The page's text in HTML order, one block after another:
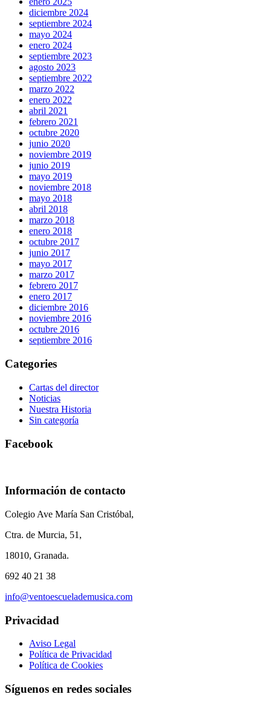
diciembre 2024
septiembre 2024
mayo 2024
enero 2024
septiembre 2023
agosto 2023
septiembre 2022
marzo 2022
enero 2022
abril 2021
febrero 2021
octubre 2020
junio 2020
noviembre 2019
junio 2019
mayo 2019
noviembre 2018
mayo 2018
abril 2018
marzo 2018
enero 2018
octubre 2017
junio 2017
mayo 2017
marzo 2017
febrero 2017
enero 2017
diciembre 2016
noviembre 2016
octubre 2016
septiembre 2016
Categories
Cartas del director
Noticias
Nuestra Historia
Sin categoría
Facebook
Información de contacto
Colegio Ave María San Cristóbal,
Ctra. de Murcia, 51,
18010, Granada.
692 40 21 38
info@ventoescuelademusica.com
Privacidad
Aviso Legal
Política de Privacidad
Política de Cookies
Síguenos en redes sociales